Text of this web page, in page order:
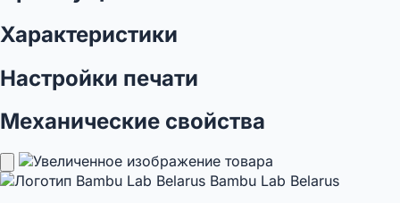
Характеристики
Настройки печати
Механические свойства
Bambu Lab Belarus